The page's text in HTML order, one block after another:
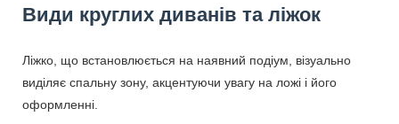
Види круглих диванів та ліжок
Ліжко, що встановлюється на наявний подіум, візуально
виділяє спальну зону, акцентуючи увагу на ложі і його
оформленні.